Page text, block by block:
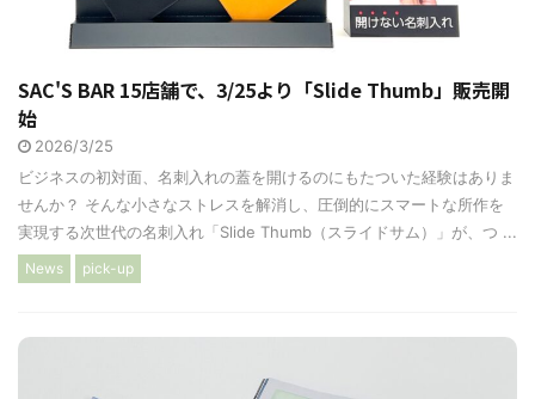
SAC'S BAR 15店舗で、3/25より「Slide Thumb」販売開
始
2026/3/25
ビジネスの初対面、名刺入れの蓋を開けるのにもたついた経験はありま
せんか？ そんな小さなストレスを解消し、圧倒的にスマートな所作を
実現する次世代の名刺入れ「Slide Thumb（スライドサム）」が、つ ...
News pick-up